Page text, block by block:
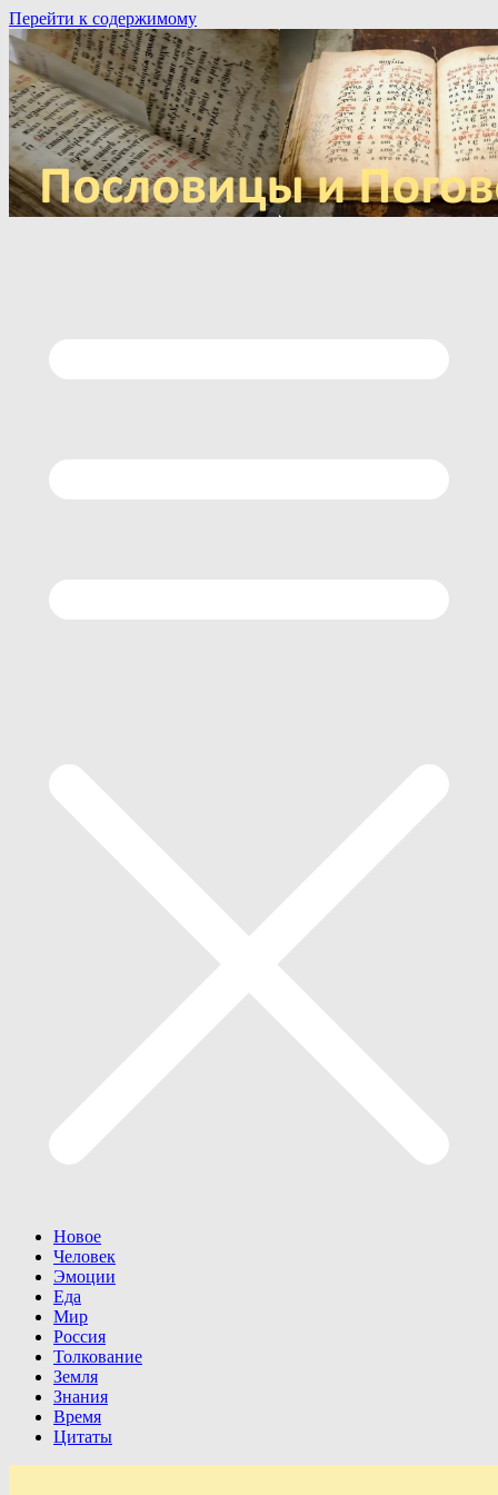
Перейти к содержимому
Новое
Человек
Эмоции
Еда
Мир
Россия
Толкование
Земля
Знания
Время
Цитаты